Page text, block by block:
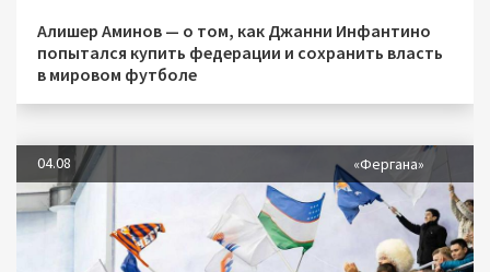
Алишер Аминов — о том, как Джанни Инфантино
попытался купить федерации и сохранить власть
в мировом футболе
04.08 «Фергана»